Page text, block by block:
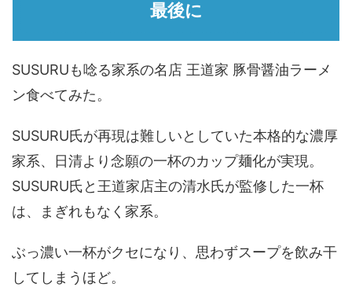
最後に
SUSURUも唸る家系の名店 王道家 豚骨醤油ラーメ
ン食べてみた。
SUSURU氏が再現は難しいとしていた本格的な濃厚
家系、日清より念願の一杯のカップ麺化が実現。
SUSURU氏と王道家店主の清水氏が監修した一杯
は、まぎれもなく家系。
ぶっ濃い一杯がクセになり、思わずスープを飲み干
してしまうほど。